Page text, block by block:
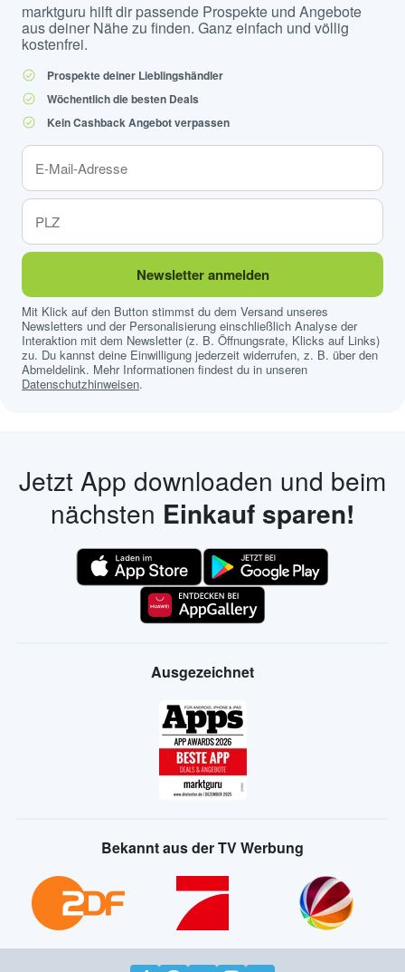
marktguru hilft dir passende Prospekte und Angebote
aus deiner Nähe zu finden. Ganz einfach und völlig
kostenfrei.
Prospekte deiner Lieblingshändler
Wöchentlich die besten Deals
Kein Cashback Angebot verpassen
Newsletter anmelden
Mit Klick auf den Button stimmst du dem Versand unseres
Newsletters und der Personalisierung einschließlich Analyse der
Interaktion mit dem Newsletter (z. B. Öffnungsrate, Klicks auf Links)
zu. Du kannst deine Einwilligung jederzeit widerrufen, z. B. über den
Abmeldelink. Mehr Informationen findest du in unseren
Datenschutzhinweisen.
Jetzt App downloaden und beim
nächsten Einkauf sparen!
Ausgezeichnet
Bekannt aus der TV Werbung